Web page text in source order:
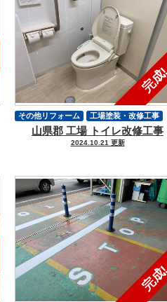
山県郡 工場 トイレ改修工事
2024.10.21 更新
その他リフォーム 工場塗装・改修工事